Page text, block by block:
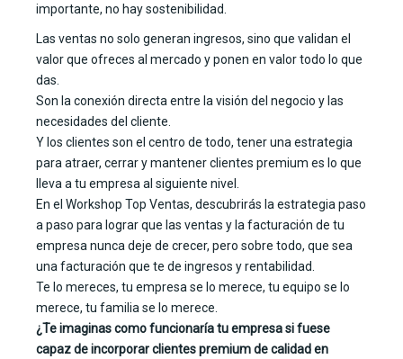
importante, no hay sostenibilidad.
Las ventas no solo generan ingresos, sino que validan el
valor que ofreces al mercado y ponen en valor todo lo que
das.
Son la conexión directa entre la visión del negocio y las
necesidades del cliente.
Y los clientes son el centro de todo, tener una estrategia
para atraer, cerrar y mantener clientes premium es lo que
lleva a tu empresa al siguiente nivel.
En el Workshop Top Ventas, descubrirás la estrategia paso
a paso para lograr que las ventas y la facturación de tu
empresa nunca deje de crecer, pero sobre todo, que sea
una facturación que te de ingresos y rentabilidad.
Te lo mereces, tu empresa se lo merece, tu equipo se lo
merece, tu familia se lo merece.
¿Te imaginas como funcionaría tu empresa si fuese
capaz de incorporar clientes premium de calidad en